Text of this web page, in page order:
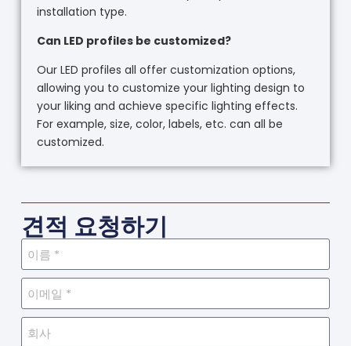
installation type.
Can LED profiles be customized?
Our LED profiles all offer customization options,
allowing you to customize your lighting design to
your liking and achieve specific lighting effects.
For example, size, color, labels, etc. can all be
customized.
견적 요청하기